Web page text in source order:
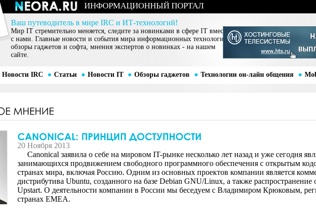
ИНФОРМАЦИОННЫЙ ПОРТАЛ
Ваш путеводитель в мире IRC и ИТ-технологий!
Мир IT стремительно меняется, следите за новинками в сфере IT вместе
с нами. Главные новости и события мира информационных технологий,
обзоры гаджетов и софта, мнения экспертов о новинках - на нашем
сайте.
Новости IRC Статьи Новости IT Обзоры гаджетов Технологии он-лайн общения
20 Ноября 2013
Canonical заявила о себе на мировом IT-рынке несколько лет назад и уже сегодня
занимающихся продвижением свободного программного обеспечения с открытым
странах мира, включая Россию. Одним из основных проектов компании является
дистрибутива Ubuntu, созданного на базе Debian GNU/Linux, а также
Upstart. О деятельности компании в России мы беседуем с Владимиром Крюковым,
странах EMEA.